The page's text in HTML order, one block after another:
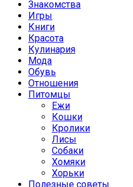
Знакомства
Игры
Книги
Красота
Кулинария
Мода
Обувь
Отношения
Питомцы
Ежи
Кошки
Кролики
Лисы
Собаки
Хомяки
Хорьки
Полезные советы